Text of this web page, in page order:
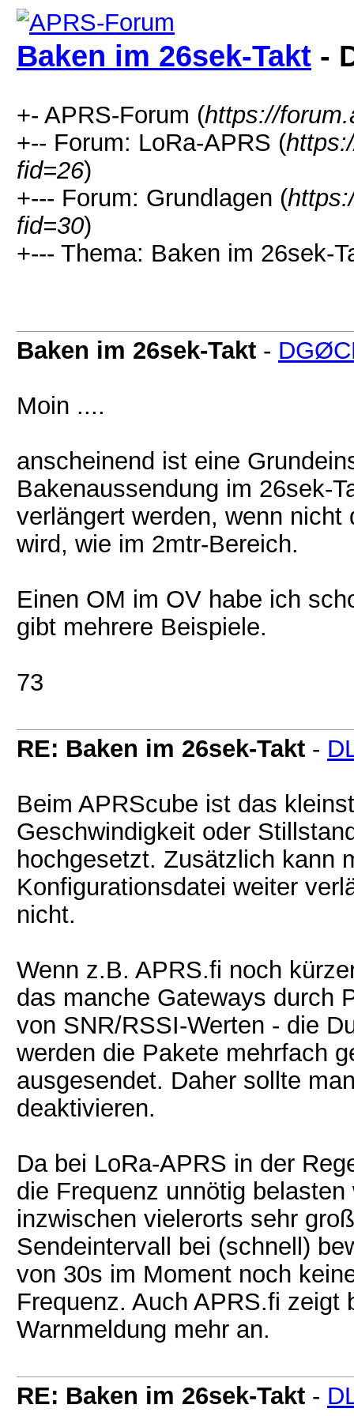
Baken im 26sek-Takt -
+- APRS-Forum (https://
+-- Forum: LoRa-APRS (
fid=26)
+--- Forum: Grundlagen (
fid=30)
+--- Thema: Baken im 26sek-
Baken im 26sek-Takt -
Moin ....
anscheinend ist eine
Bakenaussendung im 26sek-
verlängert werden, wenn
wird, wie im 2mtr-Bereich.
Einen OM im OV habe ich
gibt mehrere Beispiele.
73
RE: Baken im 26sek-Takt -
Beim APRScube ist das
Geschwindigkeit oder
hochgesetzt. Zusätzlich kann
Konfigurationsdatei weiter
nicht.
Wenn z.B. APRS.fi noch
das manche Gateways durch
von SNR/RSSI-Werten - die
werden die Pakete mehrfach
ausgesendet. Daher sollte
deaktivieren.
Da bei LoRa-APRS in der
die Frequenz unnötig
inzwischen vielerorts sehr
Sendeintervall bei (schnell)
von 30s im Moment noch
Frequenz. Auch APRS.fi
Warnmeldung mehr an.
RE: Baken im 26sek-Takt -